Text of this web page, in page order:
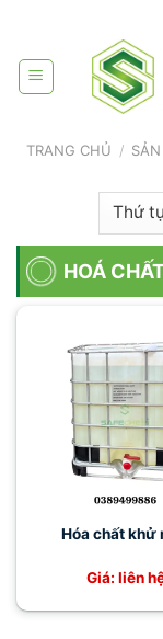
content
TRANG CHỦ /
HOÁ
Hóa chất khử
Giá: liên